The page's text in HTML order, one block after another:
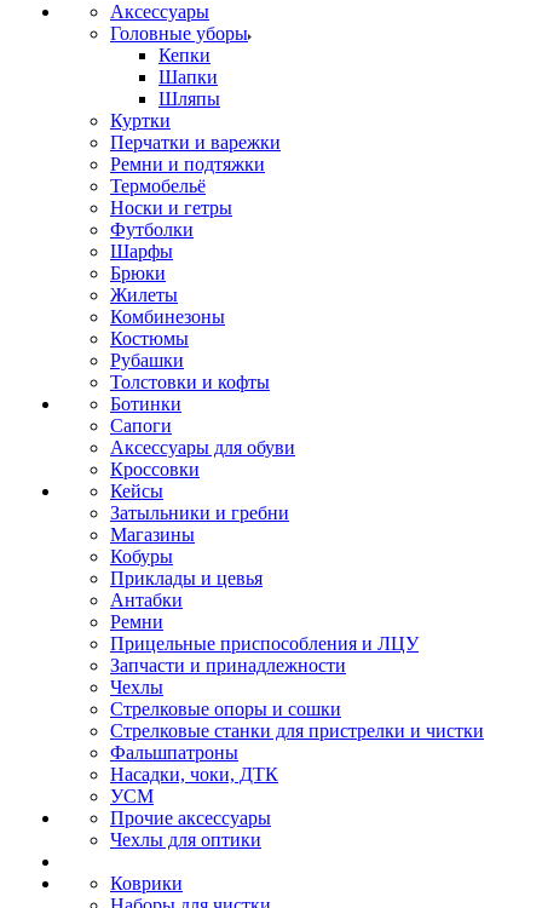
Аксессуары
Головные уборы
Кепки
Шапки
Шляпы
Куртки
Перчатки и варежки
Ремни и подтяжки
Термобельё
Носки и гетры
Футболки
Шарфы
Брюки
Жилеты
Комбинезоны
Костюмы
Рубашки
Толстовки и кофты
Ботинки
Сапоги
Аксессуары для обуви
Кроссовки
Кейсы
Затыльники и гребни
Магазины
Кобуры
Приклады и цевья
Антабки
Ремни
Прицельные приспособления и ЛЦУ
Запчасти и принадлежности
Чехлы
Стрелковые опоры и сошки
Стрелковые станки для пристрелки и чистки
Фальшпатроны
Насадки, чоки, ДТК
УСМ
Прочие аксессуары
Чехлы для оптики
Коврики